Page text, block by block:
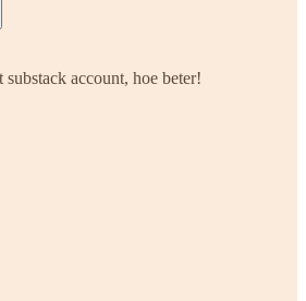
account, hoe beter!